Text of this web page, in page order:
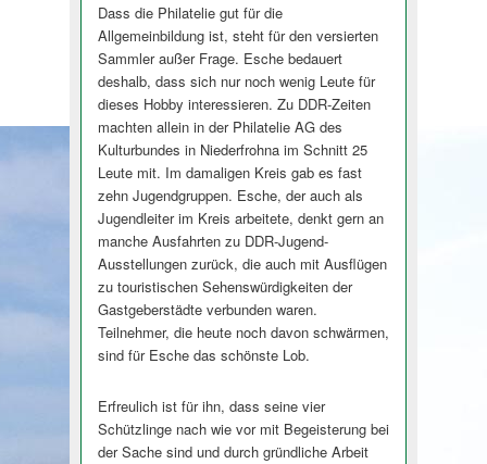
Dass die Philatelie gut für die
Allgemeinbildung ist, steht für den versierten
Sammler außer Frage. Esche bedauert
deshalb, dass sich nur noch wenig Leute für
dieses Hobby interessieren. Zu DDR-Zeiten
machten allein in der Philatelie AG des
Kulturbundes in Niederfrohna im Schnitt 25
Leute mit. Im damaligen Kreis gab es fast
zehn Jugendgruppen. Esche, der auch als
Jugendleiter im Kreis arbeitete, denkt gern an
manche Ausfahrten zu DDR-Jugend-
Ausstellungen zurück, die auch mit Ausflügen
zu touristischen Sehenswürdigkeiten der
Gastgeberstädte verbunden waren.
Teilnehmer, die heute noch davon schwärmen,
sind für Esche das schönste Lob.
Erfreulich ist für ihn, dass seine vier
Schützlinge nach wie vor mit Begeisterung bei
der Sache sind und durch gründliche Arbeit